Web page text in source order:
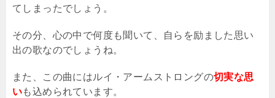
てしまったでしょう。
その分、心の中で何度も聞いて、自らを励ました思い
出の歌なのでしょうね。
また、この曲にはルイ・アームストロングの切実な思
いも込められています。